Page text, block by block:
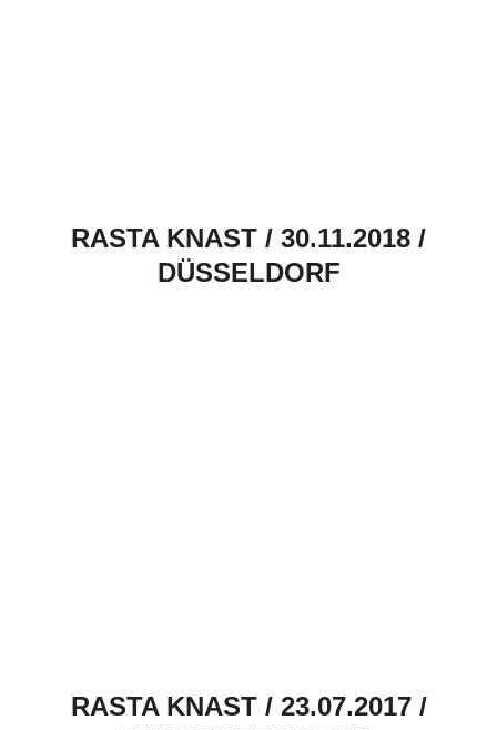
RASTA KNAST / 30.11.2018 /
DÜSSELDORF
RASTA KNAST / 23.07.2017 /